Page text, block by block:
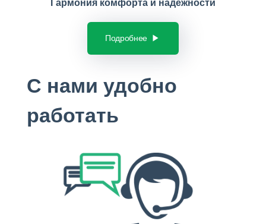
Гармония комфорта и надежности
Подробнее
С нами удобно
работать